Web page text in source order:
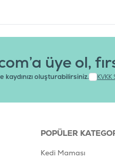
üye ol,
oluşturabilirsiniz.
POPÜLER
Kedi Maması